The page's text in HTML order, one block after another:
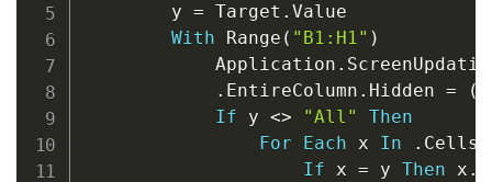
        y
= Target . Value
With Range ( "B1:H1" )
            Application
.
. EntireColumn . Hidden = (
If y <> "All"
Then
For
Each x In . Cells
If x = y Then x .